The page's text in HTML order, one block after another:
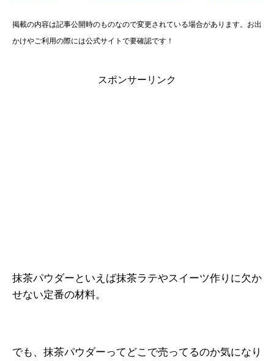
掲載の内容は記事公開時のものなので変更されている場合があります。お出
かけやご利用の際には公式サイトで要確認です！
スポンサーリンク
抹茶パウダーといえば抹茶ラテやスイーツ作りに欠か
せない定番の材料。
でも、抹茶パウダーってどこで売ってるのか気になり